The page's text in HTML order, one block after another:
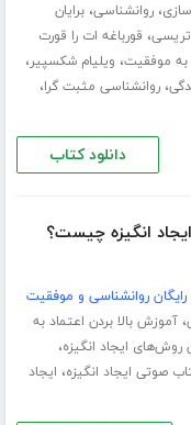
،روانشناسی،برایان
تریسی، قورباغه ات را قورت
موفقیت، ویلیام شکسپیر،
،روانشناسی مثبت گرا،
دانلود کتاب
انگیزه چیست؟
روانشناسی و موفقیت
،آموزش بالا بردن اعتماد به
ایجاد انگیزه،
صوتی ایجاد انگیزه، ایجاد